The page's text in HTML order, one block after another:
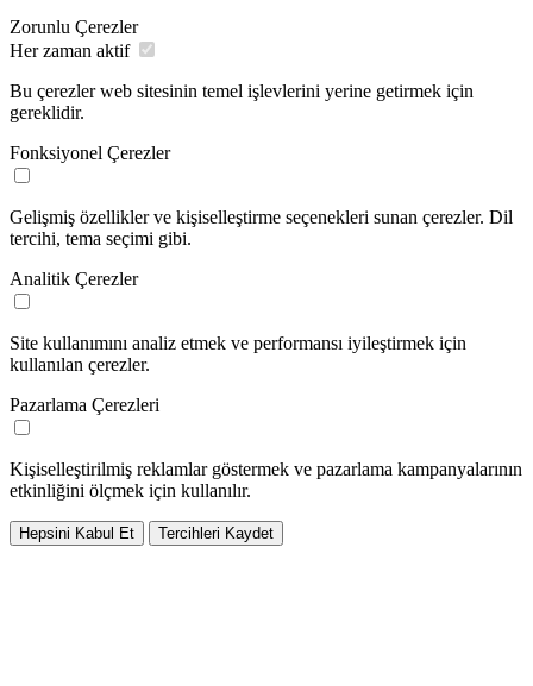
Zorunlu Çerezler
Her zaman aktif
Bu çerezler web sitesinin temel işlevlerini yerine getirmek için
gereklidir.
Fonksiyonel Çerezler
Gelişmiş özellikler ve kişiselleştirme seçenekleri sunan çerezler. Dil
tercihi, tema seçimi gibi.
Analitik Çerezler
Site kullanımını analiz etmek ve performansı iyileştirmek için
kullanılan çerezler.
Pazarlama Çerezleri
Kişiselleştirilmiş reklamlar göstermek ve pazarlama kampanyalarının
etkinliğini ölçmek için kullanılır.
Hepsini Kabul Et Tercihleri Kaydet